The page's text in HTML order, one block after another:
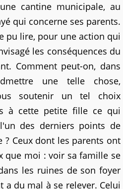
cantine municipale, au
qui concerne ses parents.
pu lire, pour une action qui
les conséquences du
Comment peut-on, dans
une telle chose,
soutenir un tel choix
à cette petite fille ce qui
des derniers points de
? Ceux dont les parents ont
que moi : voir sa famille se
les ruines de son foyer
a du mal à se relever. Celui